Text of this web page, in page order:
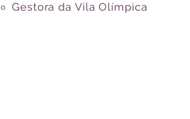
Gestora da Vila Olímpica